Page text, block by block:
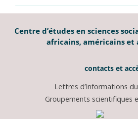
Centre d’études en sciences
africains, américains et
contacts et
Lettres d’Informations du
Groupements scientifiques